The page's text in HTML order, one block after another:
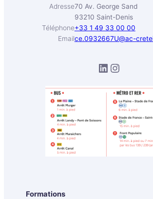
Adresse
Téléphone
Email
70 Av. George Sand
93210 Saint-Denis
+33 1 49 33 00 00
ce.0932667U@ac-
Lycée polyvalent Rosa Parks Instagram
Formations